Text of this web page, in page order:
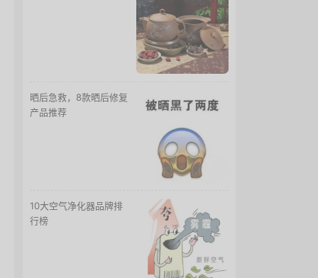
晒后急救，8款晒后修复
产品推荐
10大空气净化器品牌排
行榜